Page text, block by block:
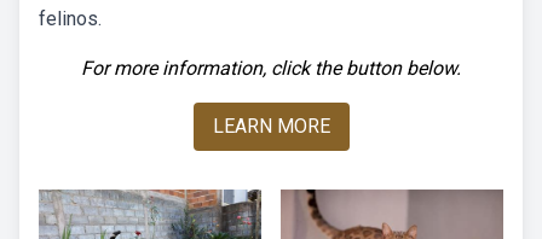
felinos.
For more information, click the button below.
LEARN MORE